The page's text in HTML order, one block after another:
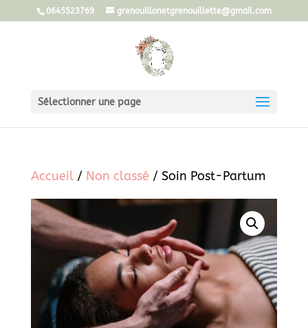
0645523769 grenouillonetgrenouillette@gmail.com
Sélectionner une page
Accueil/ Non classé / Soin Post-Partum